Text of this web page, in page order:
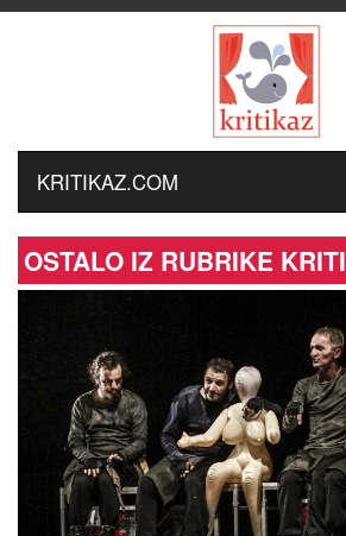
KRITIKAZ.COM
OSTALO IZ RUBRIKE